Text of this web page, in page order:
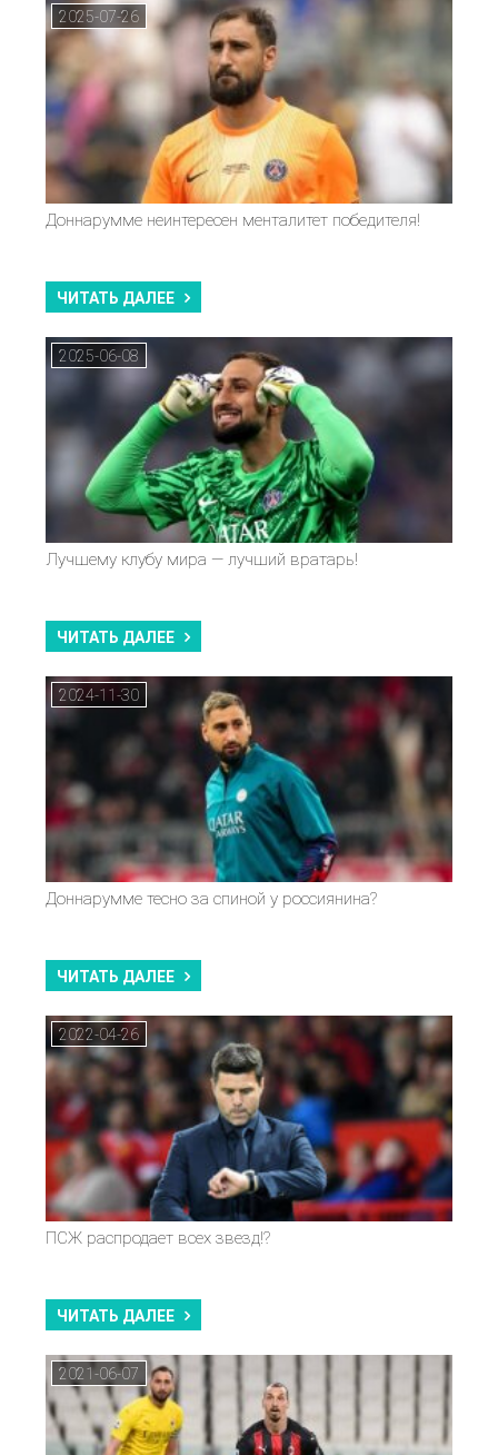
2025-07-26
Доннарумме неинтересен менталитет победителя!
ЧИТАТЬ ДАЛЕЕ
2025-06-08
Лучшему клубу мира — лучший вратарь!
ЧИТАТЬ ДАЛЕЕ
2024-11-30
Доннарумме тесно за спиной у россиянина?
ЧИТАТЬ ДАЛЕЕ
2022-04-26
ПСЖ распродает всех звезд!?
ЧИТАТЬ ДАЛЕЕ
2021-06-07